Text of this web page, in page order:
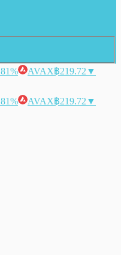
AVAX฿219.72 ▼
AVAX฿219.72 ▼